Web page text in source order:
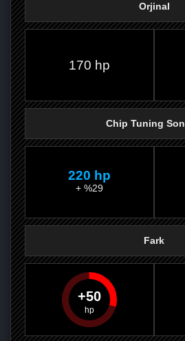
PAYLAŞPAYLAŞPLUS'TA
Orjinal
170 hp
Chip Tuning
220 hp
+ %29
Fark
50